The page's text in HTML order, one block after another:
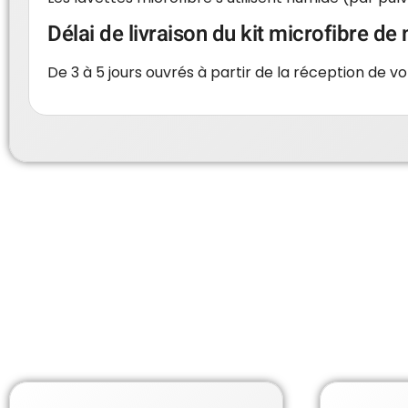
Délai de livraison du kit microfibre de
De 3 à 5 jours ouvrés à partir de la réception de